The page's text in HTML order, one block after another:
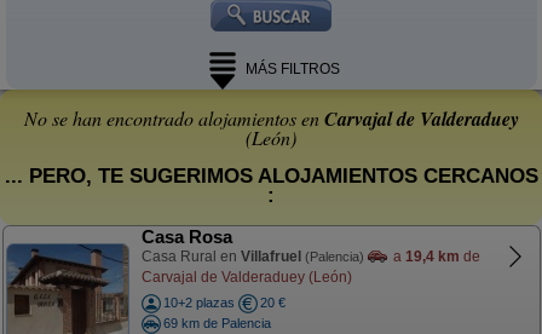
MÁS FILTROS
No se han encontrado alojamientos enCarvajal de Valderaduey
(León)
... PERO, TE SUGERIMOS ALOJAMIENTOS CERCANOS
:
Casa Rosa
Casa Rural en Villafruel (Palencia) a 19,4 km de
Carvajal de Valderaduey (León)
10+2 plazas
20 €
69 km de Palencia